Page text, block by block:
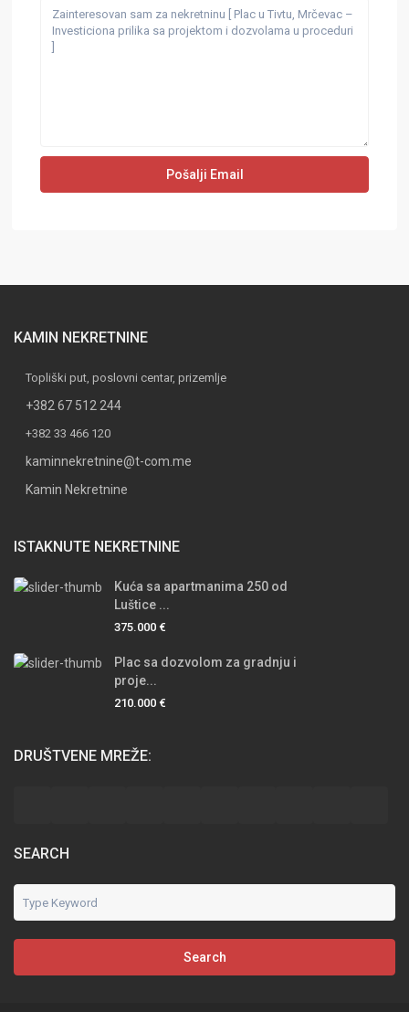
KAMIN NEKRETNINE
Topliški put, poslovni centar, prizemlje
+382 67 512 244
+382 33 466 120
kaminnekretnine@t-com.me
Kamin Nekretnine
ISTAKNUTE NEKRETNINE
Kuća sa apartmanima 250 od
Luštice ...
375.000 €
Plac sa dozvolom za gradnju i
proje...
210.000 €
DRUŠTVENE MREŽE:
SEARCH
Search